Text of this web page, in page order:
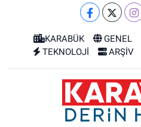
KARABÜK GENEL
TEKNOLOJİ
ARŞİV